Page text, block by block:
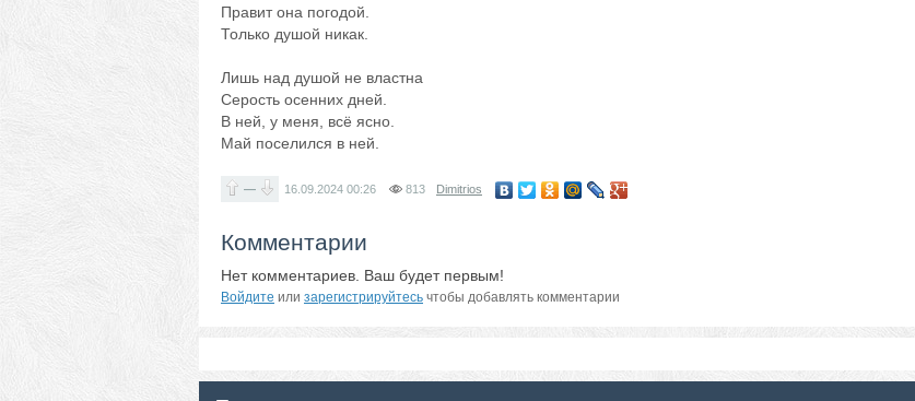
Правит она погодой.
Только душой никак.
Лишь над душой не властна
Серость осенних дней.
В ней, у меня, всё ясно.
Май поселился в ней.
— 16.09.2024 00:26 813 Dimitrios
Комментарии
Нет комментариев. Ваш будет первым!
Войдите или зарегистрируйтесь чтобы добавлять комментарии